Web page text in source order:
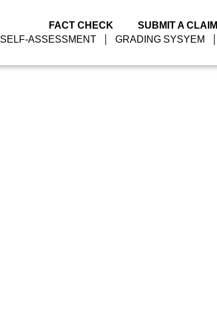
FACT CHECK SUBMIT A CLAIM
SELF-ASSESSMENT
GRADING SYSYEM